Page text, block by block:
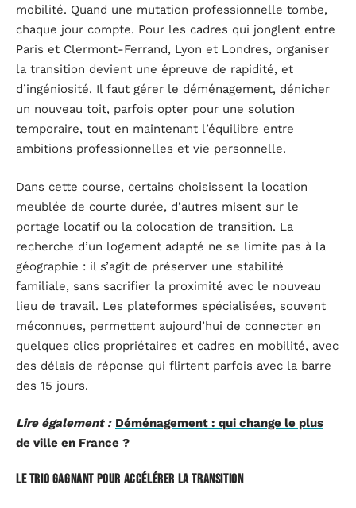
mobilité. Quand une mutation professionnelle tombe,
chaque jour compte. Pour les cadres qui jonglent entre
Paris et Clermont-Ferrand, Lyon et Londres, organiser
la transition devient une épreuve de rapidité, et
d’ingéniosité. Il faut gérer le déménagement, dénicher
un nouveau toit, parfois opter pour une solution
temporaire, tout en maintenant l’équilibre entre
ambitions professionnelles et vie personnelle.
Dans cette course, certains choisissent la location
meublée de courte durée, d’autres misent sur le
portage locatif ou la colocation de transition. La
recherche d’un logement adapté ne se limite pas à la
géographie : il s’agit de préserver une stabilité
familiale, sans sacrifier la proximité avec le nouveau
lieu de travail. Les plateformes spécialisées, souvent
méconnues, permettent aujourd’hui de connecter en
quelques clics propriétaires et cadres en mobilité, avec
des délais de réponse qui flirtent parfois avec la barre
des 15 jours.
Lire également : Déménagement : qui change le plus
de ville en France ?
Le trio gagnant pour accélérer la transition